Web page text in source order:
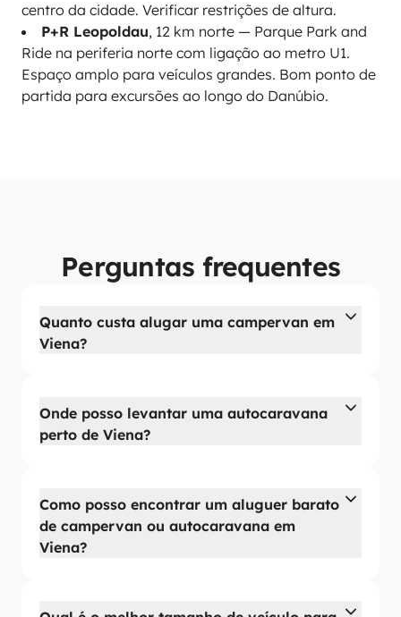
centro da cidade. Verificar restrições de altura.
P+R Leopoldau, 12 km norte — Parque Park and
Ride na periferia norte com ligação ao metro U1.
Espaço amplo para veículos grandes. Bom ponto de
partida para excursões ao longo do Danúbio.
Perguntas frequentes
Quanto custa alugar uma campervan em
Viena?
Onde posso levantar uma autocaravana
perto de Viena?
Como posso encontrar um aluguer barato
de campervan ou autocaravana em
Viena?